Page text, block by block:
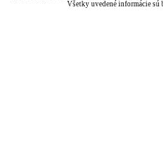
Všetky uvedené informácie sú